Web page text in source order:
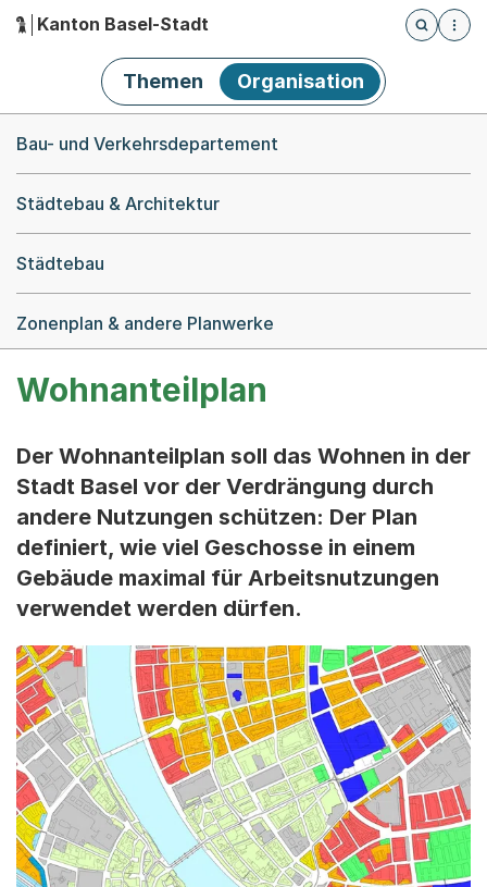
Hauptnavigation
Kanton Basel-Stadt
Öffnet
Themen Organisation
Bau- und Verkehrsdepartement
Städtebau & Architektur
Städtebau
Zonenplan & andere Planwerke
Wohnanteilplan
Der Wohnanteilplan soll das Wohnen in der
Stadt Basel vor der Verdrängung durch
andere Nutzungen schützen: Der Plan
definiert, wie viel Geschosse in einem
Gebäude maximal für Arbeitsnutzungen
verwendet werden dürfen.